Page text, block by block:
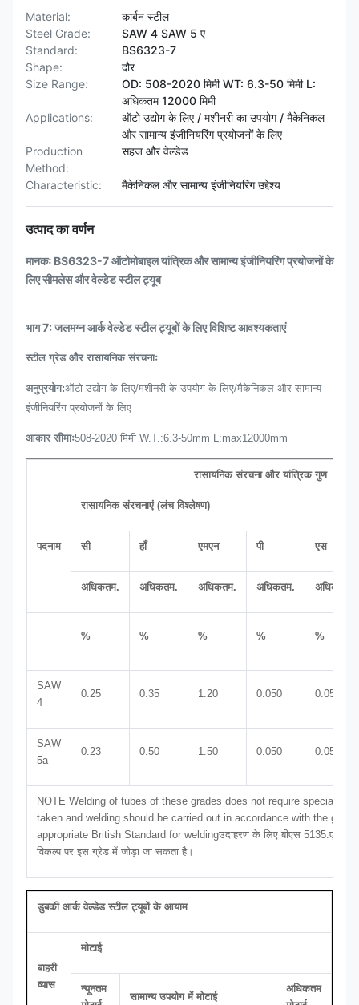
Material:
कार्बन स्टील
Steel Grade:
SAW 4 SAW 5 ए
Standard:
BS6323-7
Shape:
दौर
Size Range:
OD: 508-2020 मिमी WT: 6.3-50 मिमी L:
अधिकतम 12000 मिमी
Applications:
ऑटो उद्योग के लिए / मशीनरी का उपयोग / मैकेनिकल
और सामान्य इंजीनियरिंग प्रयोजनों के लिए
Production
Method:
सहज और वेल्डेड
Characteristic: मैकेनिकल और सामान्य इंजीनियरिंग उद्देश्य
उत्पाद का वर्णन
मानकः BS6323-7 ऑटोमोबाइल यांत्रिक और सामान्य इंजीनियरिंग प्रयोजनों के
लिए सीमलेस और वेल्डेड स्टील ट्यूब
भाग 7: जलमग्न आर्क वेल्डेड स्टील ट्यूबों के लिए विशिष्ट आवश्यकताएं
स्टील ग्रेड और रासायनिक संरचनाः
अनुप्रयोग:ऑटो उद्योग के लिए/मशीनरी के उपयोग के लिए/मैकेनिकल और सामान्य
इंजीनियरिंग प्रयोजनों के लिए
आकार सीमाः508-2020 मिमी W.T.:6.3-50mm L:max12000mm
रासायनिक संरचना और यांत्रिक गुण
पदनाम
रासायनिक संरचनाएं (लंच विश्लेषण)
सी हाँ एमएन पी एस
अधिकतम. अधिकतम. अधिकतम. अधिकतम. अधिकतम.
% % % % %
SAW
4
0.25 0.35 1.20 0.050 0.050
SAW
5a
0.23 0.50 1.50 0.050 0.050
NOTE Welding of tubes of these grades does not require special
taken and welding should be carried out in accordance with the
appropriate British Standard for weldingउदाहरण के लिए बीएस 5135.ए. अनाज
विकल्प पर इस ग्रेड में जोड़ा जा सकता है।
डुबकी आर्क वेल्डेड स्टील ट्यूबों के आयाम
बाहरी
व्यास
मोटाई
न्यूनतम
सामान्य उपयोग में मोटाई
अधिकतम